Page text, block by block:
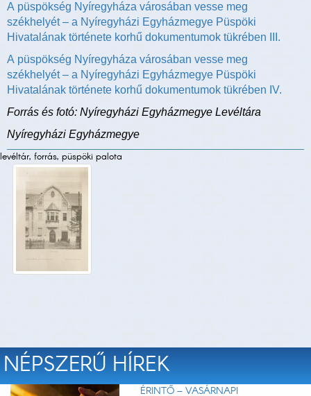
A püspökség Nyíregyháza városában vesse meg
székhelyét – a Nyíregyházi Egyházmegye Püspöki
Hivatalának története korhű dokumentumok tükrében III.
A püspökség Nyíregyháza városában vesse meg
székhelyét – a Nyíregyházi Egyházmegye Püspöki
Hivatalának története korhű dokumentumok tükrében IV.
Forrás és fotó: Nyíregyházi Egyházmegye Levéltára
Nyíregyházi Egyházmegye
levéltár, forrás, püspöki palota
NÉPSZERŰ HÍREK
ÉRINTŐ – VASÁRNAPI